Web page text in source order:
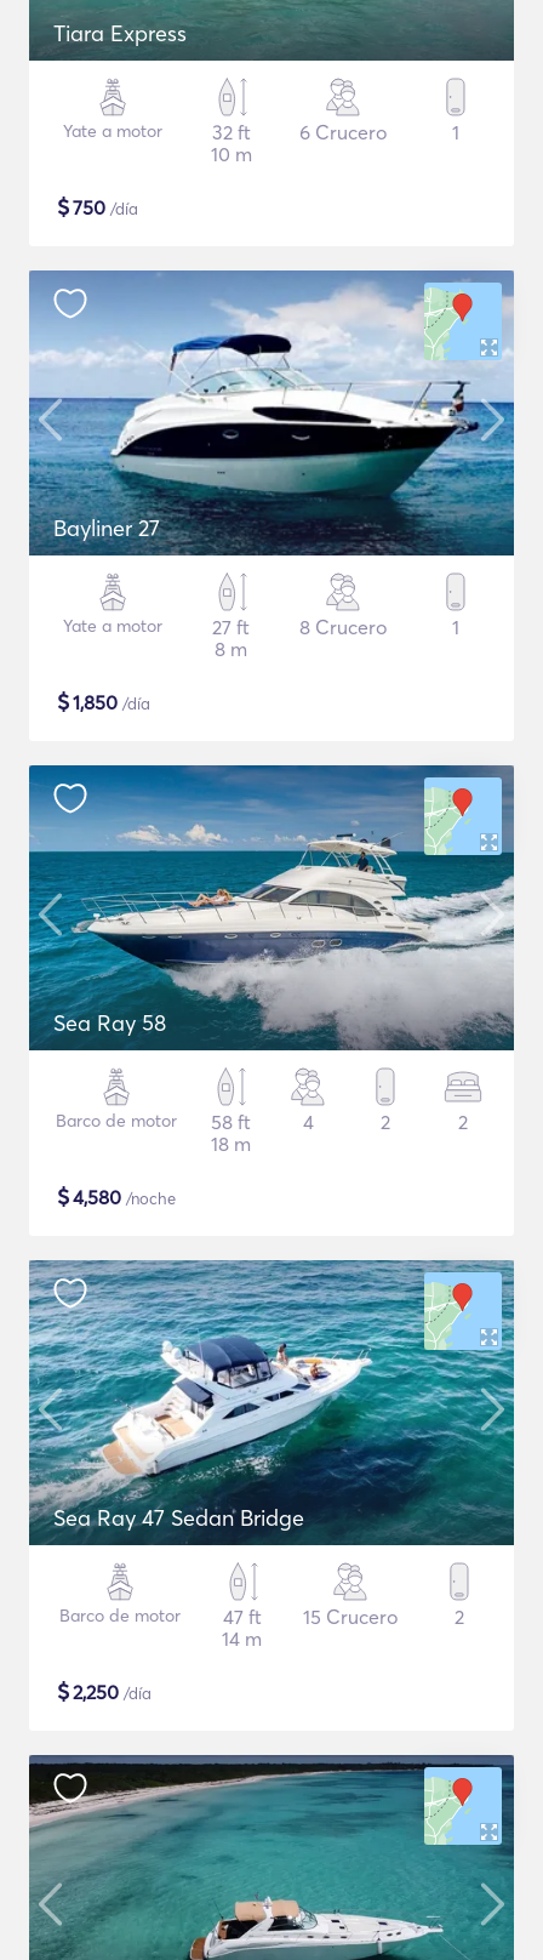
Tiara Express
Yate a motor
32 ft
10 m
6 Crucero 1
$750 /día
Bayliner 27
Yate a motor
27 ft
8 m
8 Crucero 1
$1,850 /día
Sea Ray 58
Barco de motor
58 ft
18 m
4 2 2
$4,580 /noche
Sea Ray 47 Sedan Bridge
Barco de motor
47 ft
14 m
15 Crucero 2
$2,250 /día